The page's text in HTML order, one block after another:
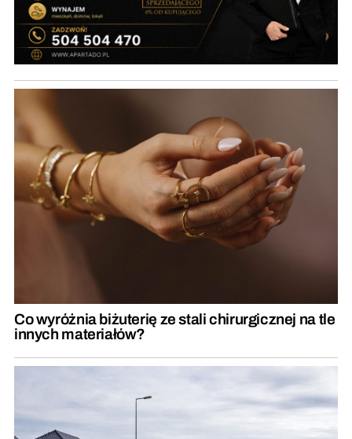
Co wyróżnia biżuterię ze stali chirurgicznej na tle
innych materiałów?